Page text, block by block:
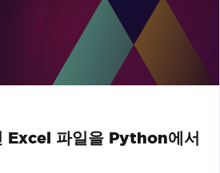
Excel 파일을 Python에서